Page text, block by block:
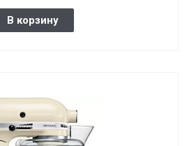
В корзину